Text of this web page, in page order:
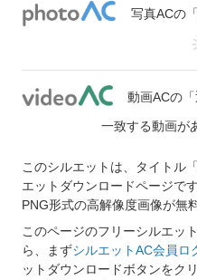
写真ACの
動画ACの
一致する動画が
このシルエットは、タイトル
エットダウンロードページで
PNG形式の高解像度画像が無
このページのフリーシルエッ
ら、まずシルエットAC会員ロ
ットダウンロードボタンをク